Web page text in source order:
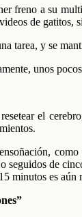
freno a su
de gatitos,
tarea, y se
unos
el
seguidos de
minutos es aún